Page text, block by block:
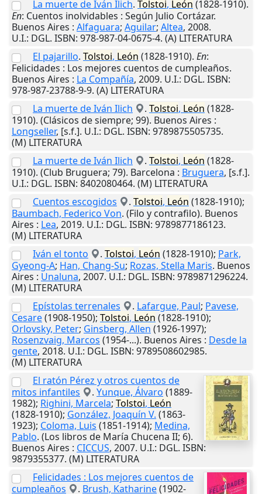
La muerte de Iván Ilich. Tolstoi, León (1828-1910).
En: Cuentos inolvidables : Según Julio Cortázar.
Buenos Aires : Alfaguara; Aguilar; Altea, 2008.
U.I.: DGL. ISBN: 978-987-04-0675-4. (A) LITERATURA
El pajarillo. Tolstoi, León (1828-1910). En:
Felicidades : Los mejores cuentos de cumpleaños.
Buenos Aires : La Compañía, 2009. U.I.: DGL. ISBN:
978-987-23788-9-9. (A) LITERATURA
La muerte de Iván Ilich
. Tolstoi, León (1828-
1910). (Clásicos de siempre; 99). Buenos Aires :
Longseller, [s.f.]. U.I.: DGL. ISBN: 9789875505735.
(M) LITERATURA
La muerte de Iván Ilich
. Tolstoi, León (1828-
1910). (Club Bruguera; 79). Barcelona : Bruguera, [s.f.].
U.I.: DGL. ISBN: 8402080464. (M) LITERATURA
Cuentos escogidos
. Tolstoi, León (1828-1910);
Baumbach, Federico Von. (Filo y contrafilo). Buenos
Aires : Lea, 2019. U.I.: DGL. ISBN: 9789877186123.
(M) LITERATURA
Iván el tonto
. Tolstoi, León (1828-1910); Park,
Gyeong-A; Han, Chang-Su; Rozas, Stella Maris. Buenos
Aires : Unaluna, 2007. U.I.: DGL. ISBN: 9789871296224.
(M) LITERATURA
Epístolas terrenales
. Lafargue, Paul; Pavese,
Cesare(1908-1950); Tolstoi, León (1828-1910);
Orlovsky, Peter; Ginsberg, Allen (1926-1997);
Rosenzvaig, Marcos (1954-...). Buenos Aires : Desde la
gente, 2018. U.I.: DGL. ISBN: 9789508602985.
(M) LITERATURA
El ratón Pérez y otros cuentos de
mitos infantiles
. Yunque, Álvaro (1889-
1982); Righini, Marcela; Tolstoi, León
(1828-1910); González, Joaquín V. (1863-
1923); Coloma, Luis (1851-1914); Medina,
Pablo. (Los libros de María Chucena II; 6).
Buenos Aires : CICCUS, 2007. U.I.: DGL. ISBN:
9879355377. (M) LITERATURA
Felicidades : Los mejores cuentos de
cumpleaños
. Brush, Katharine(1902-